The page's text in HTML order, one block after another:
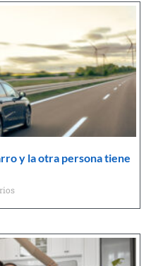
y la otra persona tiene